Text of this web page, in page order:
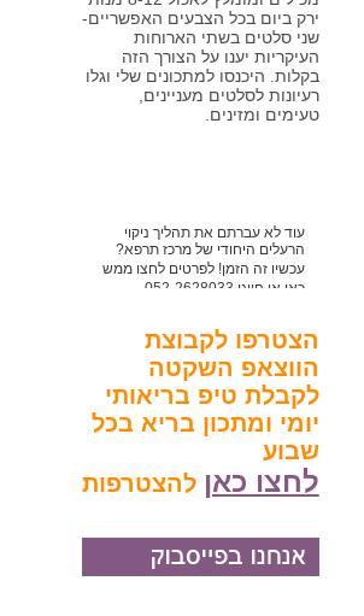
ירק ביום בכל הצבעים האפשריים-
שני סלטים בשתי הארוחות
העיקריות יענו על הצורך הזה
בקלות. היכנסו למתכונים שלי וגלו
רעיונות לסלטים מעניינים,
טעימים ומזינים.
עוד לא עברתם את תהליך ניקוי
הרעלים היחודי של מרכז תרפא?
עכשיו זה הזמן! לפרטים לחצו ממש
כאן או חייגו 052-2628033
הצטרפו לקבוצת
הווצאפ השקטה
לקבלת טיפ בריאותי
יומי ומתכון בריא בכל
שבוע
לחצו כאן להצטרפות